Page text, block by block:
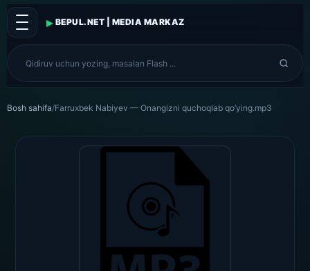
▸ BEPUL.NET | MEDIA MARKAZ
Bosh sahifa/Farruxbek Nabiyev — Onangizni quchoqlab qo’ying.mp3